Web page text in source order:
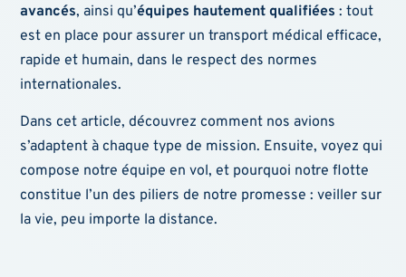
avancés, ainsi qu’équipes hautement qualifiées : tout
est en place pour assurer un transport médical efficace,
rapide et humain, dans le respect des normes
internationales.
Dans cet article, découvrez comment nos avions
s’adaptent à chaque type de mission. Ensuite, voyez qui
compose notre équipe en vol, et pourquoi notre flotte
constitue l’un des piliers de notre promesse : veiller sur
la vie, peu importe la distance.